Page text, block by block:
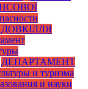
ДЕПАРТАМЕНТ
и туризма
и науки